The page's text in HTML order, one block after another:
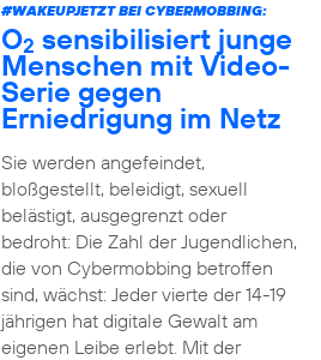
#WAKEUPJETZT BEI CYBERMOBBING:
O2 sensibilisiert junge
Menschen mit Video-
Serie gegen
Erniedrigung im Netz
Sie werden angefeindet,
bloßgestellt, beleidigt, sexuell
belästigt, ausgegrenzt oder
bedroht: Die Zahl der Jugendlichen,
die von Cybermobbing betroffen
sind, wächst: Jeder vierte der 14-19
jährigen hat digitale Gewalt am
eigenen Leibe erlebt. Mit der